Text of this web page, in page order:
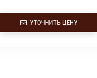
УТОЧНИТЬ ЦЕНУ